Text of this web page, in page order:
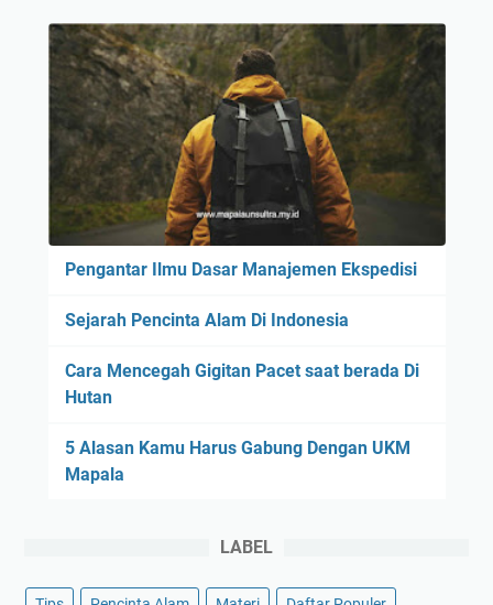
Pengantar Ilmu Dasar Manajemen Ekspedisi
Sejarah Pencinta Alam Di Indonesia
Cara Mencegah Gigitan Pacet saat berada Di
Hutan
5 Alasan Kamu Harus Gabung Dengan UKM
Mapala
LABEL